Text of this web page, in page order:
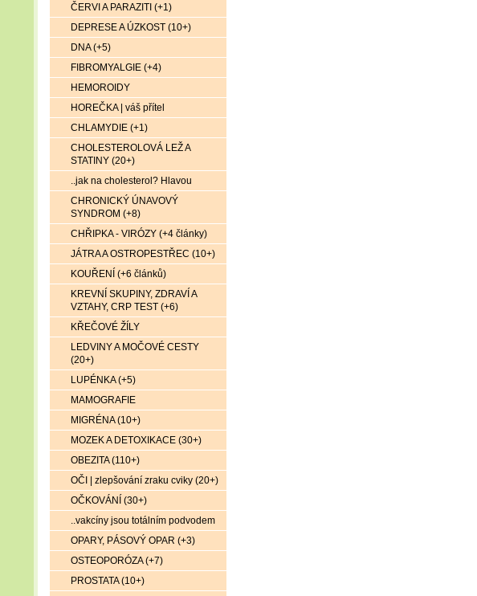
ČERVI A PARAZITI (+1)
DEPRESE A ÚZKOST (10+)
DNA (+5)
FIBROMYALGIE (+4)
HEMOROIDY
HOREČKA | váš přítel
CHLAMYDIE (+1)
CHOLESTEROLOVÁ LEŽ A
STATINY (20+)
..jak na cholesterol? Hlavou
CHRONICKÝ ÚNAVOVÝ
SYNDROM (+8)
CHŘIPKA - VIRÓZY (+4 články)
JÁTRA A OSTROPESTŘEC (10+)
KOUŘENÍ (+6 článků)
KREVNÍ SKUPINY, ZDRAVÍ A
VZTAHY, CRP TEST (+6)
KŘEČOVÉ ŽÍLY
LEDVINY A MOČOVÉ CESTY
(20+)
LUPÉNKA (+5)
MAMOGRAFIE
MIGRÉNA (10+)
MOZEK A DETOXIKACE (30+)
OBEZITA (110+)
OČI | zlepšování zraku cviky (20+)
OČKOVÁNÍ (30+)
..vakcíny jsou totálním podvodem
OPARY, PÁSOVÝ OPAR (+3)
OSTEOPORÓZA (+7)
PROSTATA (10+)